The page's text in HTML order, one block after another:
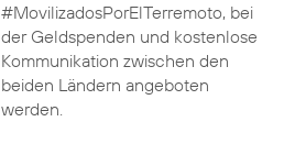
#MovilizadosPorElTerremoto, bei
der Geldspenden und kostenlose
Kommunikation zwischen den
beiden Ländern angeboten
werden.